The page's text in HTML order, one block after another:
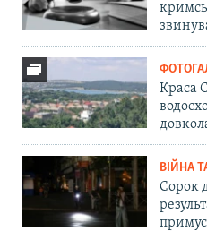
Краса
ВІЙНА
Сорок